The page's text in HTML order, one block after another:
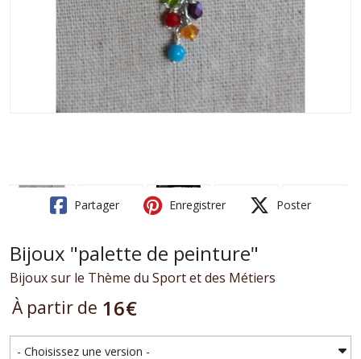
Partager Enregistrer Poster
Bijoux "palette de peinture"
Bijoux sur le Thème du Sport et des Métiers
À partir de 16€